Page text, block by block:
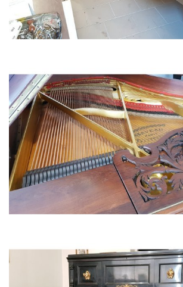
PIANO A QUEUE PLEYEL 1851 (acajou de Cuba